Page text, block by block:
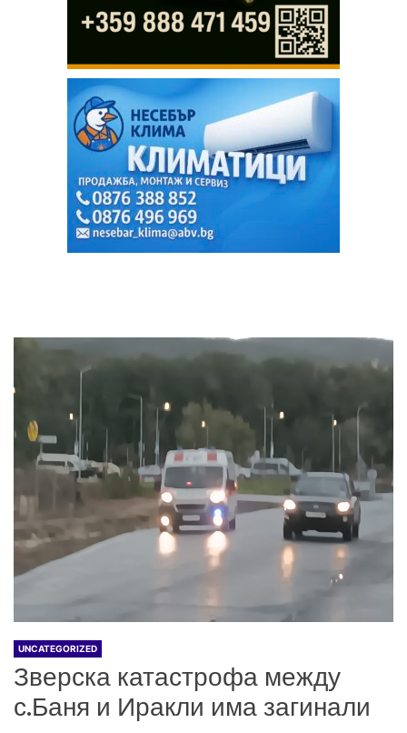
UNCATEGORIZED
Зверска катастрофа между
с.Баня и Иракли има загинали